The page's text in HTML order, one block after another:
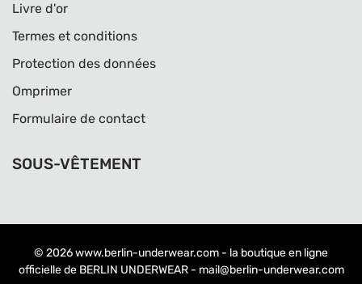
Livre d'or
Termes et conditions
Protection des données
Omprimer
Formulaire de contact
SOUS-VÊTEMENT
© 2026www.berlin-underwear.com - la boutique en ligne
officielle de BERLIN UNDERWEAR - mail@berlin-underwear.com